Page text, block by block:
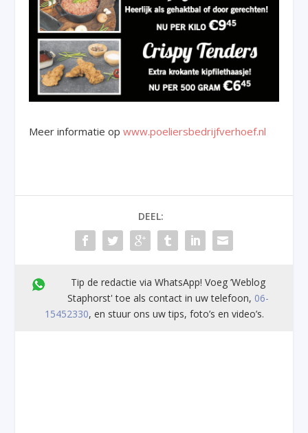
Meer informatie opwww.poeliersbedrijfverhoef.nl
DEEL:
Tip de redactie via WhatsApp! Voeg ’Weblog
Staphorst' toe als contact in uw telefoon, 06-
15452330, en stuur ons uw tips, foto’s en video’s.